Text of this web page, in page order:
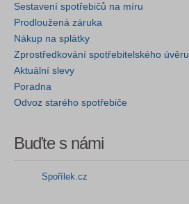
Sestavení spotřebičů na míru
Prodloužená záruka
Nákup na splátky
Zprostředkování spotřebitelského úvěru
Aktuální slevy
Poradna
Odvoz starého spotřebiče
Buďte s námi
Spořílek.cz